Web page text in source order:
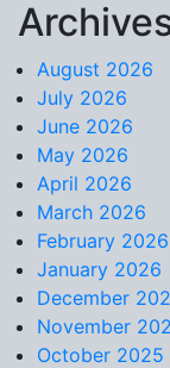
Skip to content
August 2026
July 2026
June 2026
May 2026
April 2026
March 2026
February 2026
January 2026
December
November
October 2025